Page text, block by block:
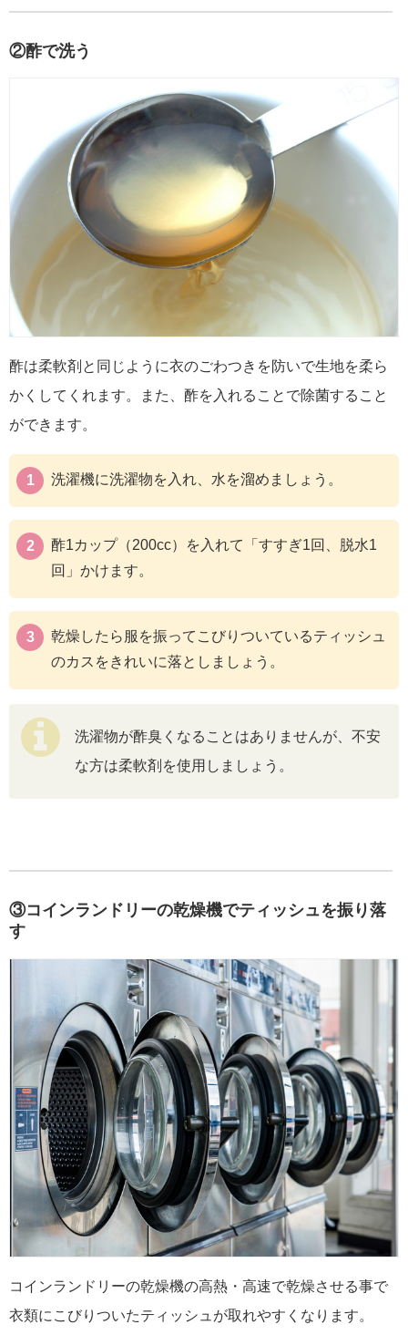
②酢で洗う
酢は柔軟剤と同じように衣のごわつきを防いで生地を柔ら
かくしてくれます。また、酢を入れることで除菌すること
ができます。
洗濯機に洗濯物を入れ、水を溜めましょう。
酢1カップ（200cc）を入れて「すすぎ1回、脱水1
回」かけます。
乾燥したら服を振ってこびりついているティッシュ
のカスをきれいに落としましょう。
洗濯物が酢臭くなることはありませんが、不安
な方は柔軟剤を使用しましょう。
③コインランドリーの乾燥機でティッシュを振り落
す
コインランドリーの乾燥機の高熱・高速で乾燥させる事で
衣類にこびりついたティッシュが取れやすくなります。